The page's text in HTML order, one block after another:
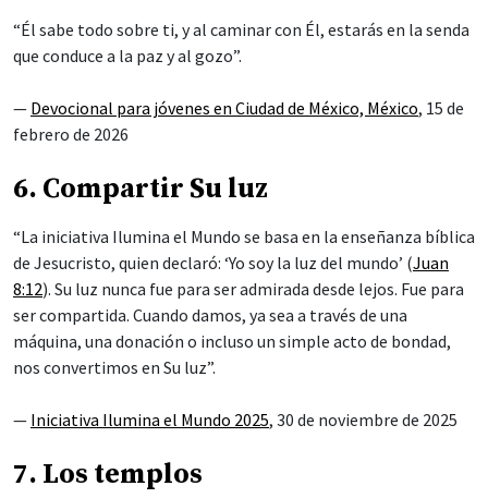
“Él sabe todo sobre ti, y al caminar con Él, estarás en la senda
que conduce a la paz y al gozo”.
— Devocional para jóvenes en Ciudad de México, México, 15 de
febrero de 2026
6. Compartir Su luz
“La iniciativa Ilumina el Mundo se basa en la enseñanza bíblica
de Jesucristo, quien declaró: ‘Yo soy la luz del mundo’ (Juan
8:12). Su luz nunca fue para ser admirada desde lejos. Fue para
ser compartida. Cuando damos, ya sea a través de una
máquina, una donación o incluso un simple acto de bondad,
nos convertimos en Su luz”.
— Iniciativa Ilumina el Mundo 2025, 30 de noviembre de 2025
7. Los templos